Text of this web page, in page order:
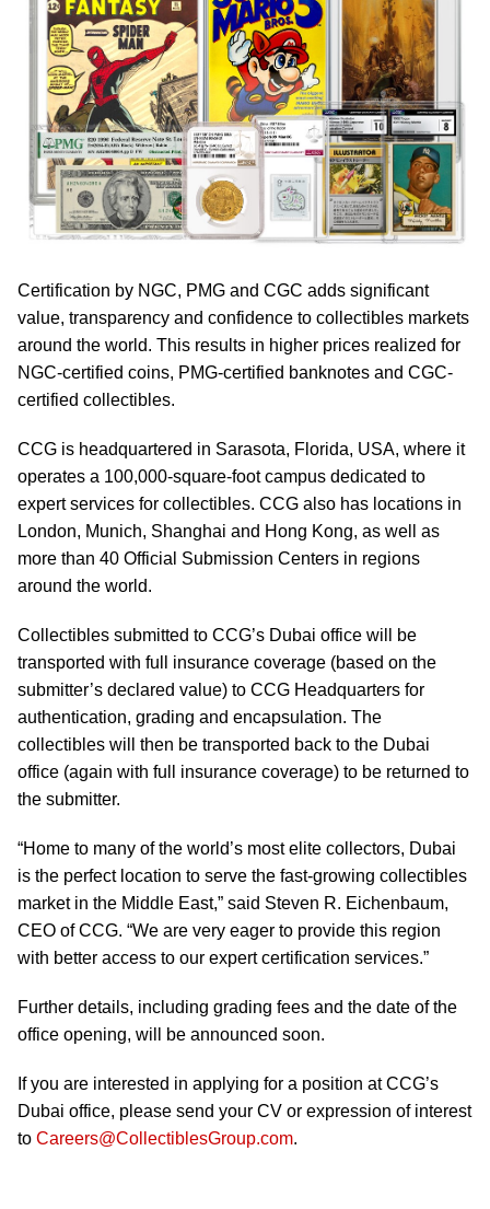
Certification by NGC, PMG and CGC adds significant
value, transparency and confidence to collectibles markets
around the world. This results in higher prices realized for
NGC-certified coins, PMG-certified banknotes and CGC-
certified collectibles.
CCG is headquartered in Sarasota, Florida, USA, where it
operates a 100,000-square-foot campus dedicated to
expert services for collectibles. CCG also has locations in
London, Munich, Shanghai and Hong Kong, as well as
more than 40 Official Submission Centers in regions
around the world.
Collectibles submitted to CCG’s Dubai office will be
transported with full insurance coverage (based on the
submitter’s declared value) to CCG Headquarters for
authentication, grading and encapsulation. The
collectibles will then be transported back to the Dubai
office (again with full insurance coverage) to be returned to
the submitter.
“Home to many of the world’s most elite collectors, Dubai
is the perfect location to serve the fast-growing collectibles
market in the Middle East,” said Steven R. Eichenbaum,
CEO of CCG. “We are very eager to provide this region
with better access to our expert certification services.”
Further details, including grading fees and the date of the
office opening, will be announced soon.
If you are interested in applying for a position at CCG’s
Dubai office, please send your CV or expression of interest
to Careers@CollectiblesGroup.com.